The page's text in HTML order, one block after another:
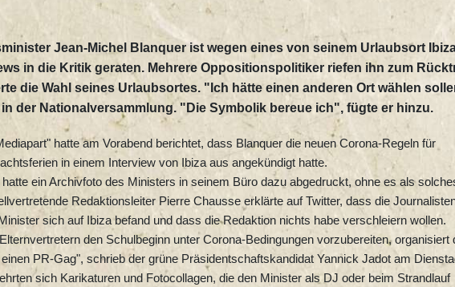
Jean-Michel Blanquer ist wegen eines von seinem Urlaubsort
in die Kritik geraten. Mehrere Oppositionspolitiker riefen ihn zum
die Wahl seines Urlaubsortes. "Ich hätte einen anderen Ort wählen
der Nationalversammlung. "Die Symbolik bereue ich", fügte er hinzu.
hatte am Vorabend berichtet, dass Blanquer die neuen Corona-Regeln für
in einem Interview von Ibiza aus angekündigt hatte.
ein Archivfoto des Ministers in seinem Büro dazu abgedruckt, ohne es als
Redaktionsleiter Pierre Chausse erklärte auf Twitter, dass die
sich auf Ibiza befand und dass die Redaktion nichts habe verschleiern wollen.
den Schulbeginn unter Corona-Bedingungen vorzubereiten, organisiert
PR-Gag", schrieb der grüne Präsidentschaftskandidat Yannick Jadot am
sich Karikaturen und Fotocollagen, die den Minister als DJ oder beim Strandlauf